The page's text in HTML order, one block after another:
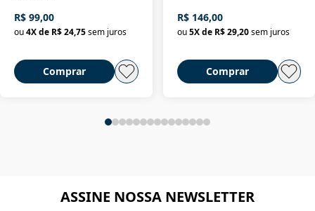
R$ 99,00
ou4X de R$ 24,75sem juros
Comprar
R$ 146,00
ou 5X de R$ 29,20 sem juros
Comprar
ASSINE NOSSA NEWSLETTER